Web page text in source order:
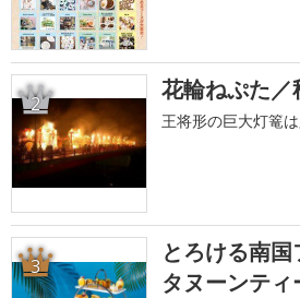
2 花輪ねぷた／
王将形の巨大灯篭
3
とろける南
タヌーンテ